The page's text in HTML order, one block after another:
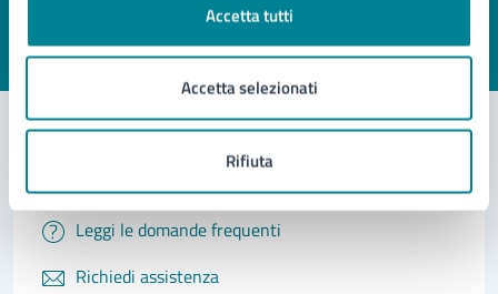
Accetta tutti
Accetta selezionati
Rifiuta
Valuta 5 stelle su 5
Valuta 4 stelle su 5
Valuta 3 stelle su 5
Valuta 2 stelle su 5
Valuta 1 stelle su 5
Contatta il comune
Leggi le domande frequenti
Richiedi assistenza